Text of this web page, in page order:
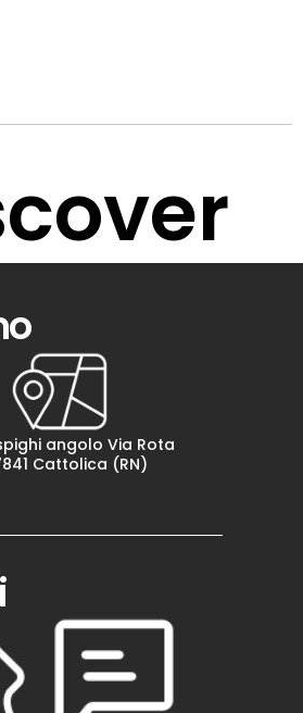
angolo Via Rota
Cattolica (RN)